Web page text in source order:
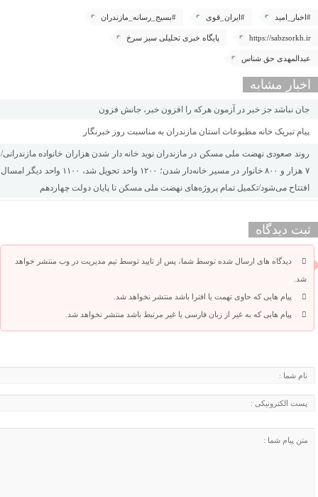
#اخبار_امید #ایران_قوی #بسیج_رسانه_مازندران
https://sabzsorkh.ir پایگاه خبری تحلیلی سبز سرخ
عبدالمهدی حق شناس
اخبار مشابه
جان نباشد جز خبر در آزمون هرکه را افزون خبر، جانش فزون
پیام تبریک خانه مطبوعات استان مازندران به مناسبت روز خبرنگار
روند صعودی نهضت ملی مسکن در مازندران نوید خانه دار شدن هزاران خانواده مازندرانی/
۷ هزار و ۸۰۰ خانوار در مسیر خانه‌دار شدن؛ ۱۲۰۰ واحد تحویل شد، ۱۱۰۰ واحد دیگر امسال
افتتاح می‌شود/تکمیل تمام پروژه‌های نهضت ملی مسکن تا پایان دولت چهاردهم
ثبت دیدگاه
دیدگاه های ارسال شده توسط شما، پس از تایید توسط تیم مدیریت در وب منتشر خواهد
شد.
پیام هایی که حاوی تهمت یا افترا باشد منتشر نخواهد شد.
پیام هایی که به غیر از زبان فارسی یا غیر مرتبط باشد منتشر نخواهد شد.